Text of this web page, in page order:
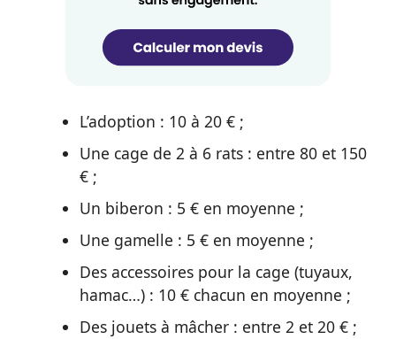
L’adoption : 10 à 20 € ;
Une cage de 2 à 6 rats : entre 80 et 150
€ ;
Un biberon : 5 € en moyenne ;
Une gamelle : 5 € en moyenne ;
Des accessoires pour la cage (tuyaux,
hamac…) : 10 € chacun en moyenne ;
Des jouets à mâcher : entre 2 et 20 € ;